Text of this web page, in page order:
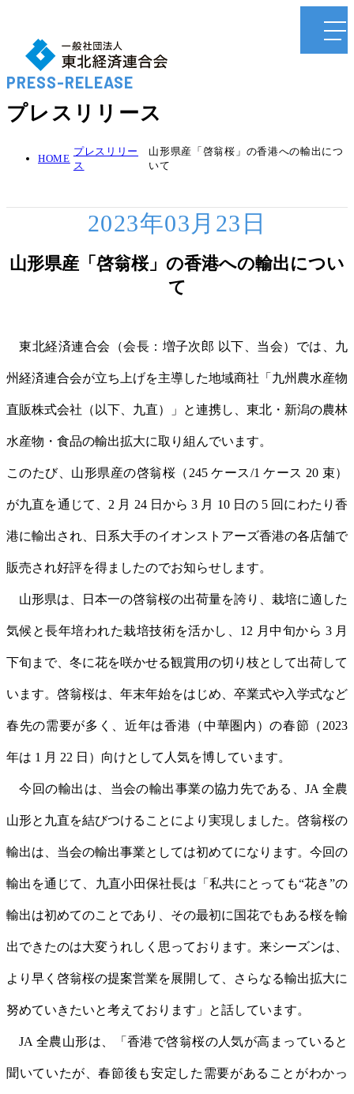
PRESS-RELEASE
プレスリリース
HOME
プレスリリー
ス
山形県産「啓翁桜」の香港への輸出につ
いて
2023年03月23日
山形県産「啓翁桜」の香港への輸出につい
て
東北経済連合会（会長：増子次郎 以下、当会）では、九
州経済連合会が立ち上げを主導した地域商社「九州農水産物
直販株式会社（以下、九直）」と連携し、東北・新潟の農林
水産物・食品の輸出拡大に取り組んでいます。
このたび、山形県産の啓翁桜（245 ケース/1 ケース 20 束）
が九直を通じて、2 月 24 日から 3 月 10 日の 5 回にわたり香
港に輸出され、日系大手のイオンストアーズ香港の各店舗で
販売され好評を得ましたのでお知らせします。
山形県は、日本一の啓翁桜の出荷量を誇り、栽培に適した
気候と長年培われた栽培技術を活かし、12 月中旬から 3 月
下旬まで、冬に花を咲かせる観賞用の切り枝として出荷して
います。啓翁桜は、年末年始をはじめ、卒業式や入学式など
春先の需要が多く、近年は香港（中華圏内）の春節（2023
年は 1 月 22 日）向けとして人気を博しています。
今回の輸出は、当会の輸出事業の協力先である、JA 全農
山形と九直を結びつけることにより実現しました。啓翁桜の
輸出は、当会の輸出事業としては初めてになります。今回の
輸出を通じて、九直小田保社長は「私共にとっても“花き”の
輸出は初めてのことであり、その最初に国花でもある桜を輸
出できたのは大変うれしく思っております。来シーズンは、
より早く啓翁桜の提案営業を展開して、さらなる輸出拡大に
努めていきたいと考えております」と話しています。
JA 全農山形は、「香港で啓翁桜の人気が高まっていると
聞いていたが、春節後も安定した需要があることがわかっ